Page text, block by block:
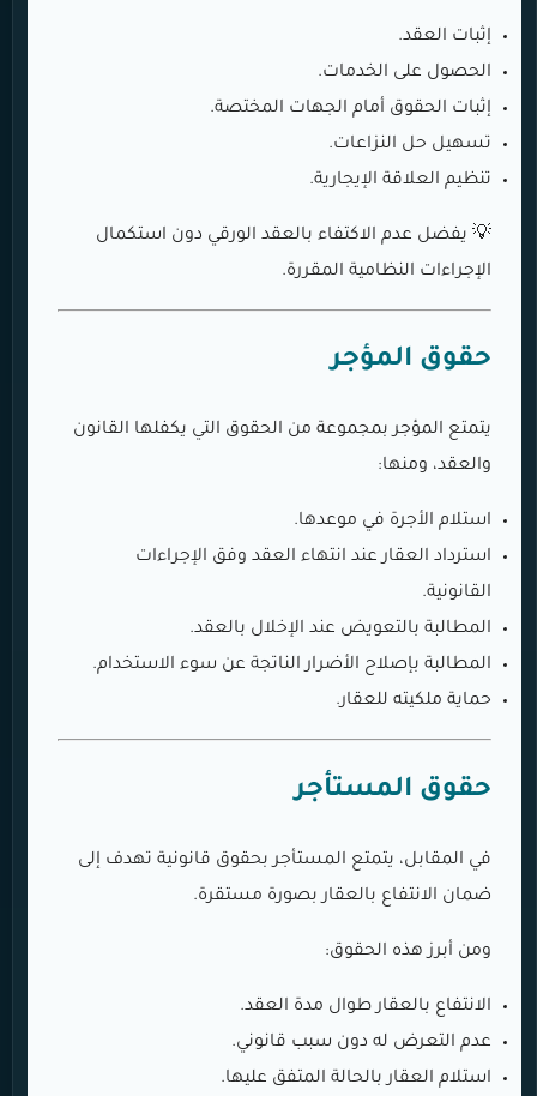
إثبات العقد.
الحصول على الخدمات.
إثبات الحقوق أمام الجهات المختصة.
تسهيل حل النزاعات.
تنظيم العلاقة الإيجارية.
💡 يفضل عدم الاكتفاء بالعقد الورقي دون استكمال
الإجراءات النظامية المقررة.
حقوق المؤجر
يتمتع المؤجر بمجموعة من الحقوق التي يكفلها القانون
والعقد، ومنها:
استلام الأجرة في موعدها.
استرداد العقار عند انتهاء العقد وفق الإجراءات
القانونية.
المطالبة بالتعويض عند الإخلال بالعقد.
المطالبة بإصلاح الأضرار الناتجة عن سوء الاستخدام.
حماية ملكيته للعقار.
حقوق المستأجر
في المقابل، يتمتع المستأجر بحقوق قانونية تهدف إلى
ضمان الانتفاع بالعقار بصورة مستقرة.
ومن أبرز هذه الحقوق:
الانتفاع بالعقار طوال مدة العقد.
عدم التعرض له دون سبب قانوني.
استلام العقار بالحالة المتفق عليها.